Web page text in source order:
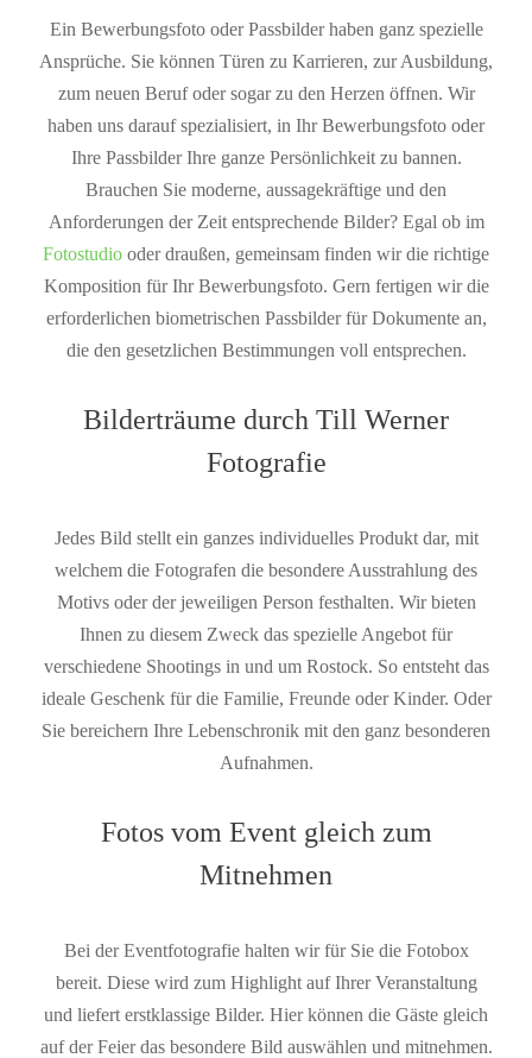
Ein Bewerbungsfoto oder Passbilder haben ganz spezielle
Ansprüche. Sie können Türen zu Karrieren, zur Ausbildung,
zum neuen Beruf oder sogar zu den Herzen öffnen. Wir
haben uns darauf spezialisiert, in Ihr Bewerbungsfoto oder
Ihre Passbilder Ihre ganze Persönlichkeit zu bannen.
Brauchen Sie moderne, aussagekräftige und den
Anforderungen der Zeit entsprechende Bilder? Egal ob im
Fotostudio oder draußen, gemeinsam finden wir die richtige
Komposition für Ihr Bewerbungsfoto. Gern fertigen wir die
erforderlichen biometrischen Passbilder für Dokumente an,
die den gesetzlichen Bestimmungen voll entsprechen.
Bilderträume durch Till Werner
Fotografie
Jedes Bild stellt ein ganzes individuelles Produkt dar, mit
welchem die Fotografen die besondere Ausstrahlung des
Motivs oder der jeweiligen Person festhalten. Wir bieten
Ihnen zu diesem Zweck das spezielle Angebot für
verschiedene Shootings in und um Rostock. So entsteht das
ideale Geschenk für die Familie, Freunde oder Kinder. Oder
Sie bereichern Ihre Lebenschronik mit den ganz besonderen
Aufnahmen.
Fotos vom Event gleich zum
Mitnehmen
Bei der Eventfotografie halten wir für Sie die Fotobox
bereit. Diese wird zum Highlight auf Ihrer Veranstaltung
und liefert erstklassige Bilder. Hier können die Gäste gleich
auf der Feier das besondere Bild auswählen und mitnehmen.